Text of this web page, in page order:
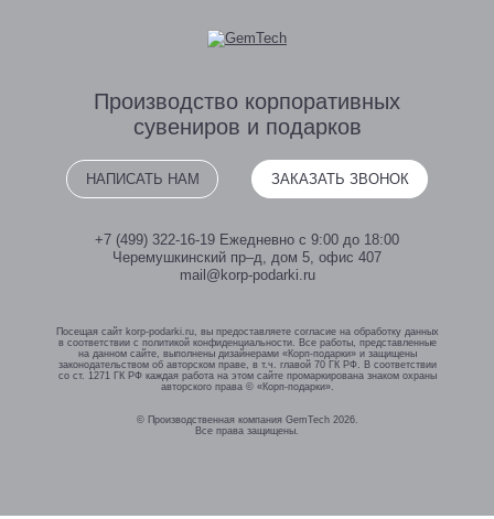
Производство корпоративных
сувениров и подарков
НАПИСАТЬ НАМ ЗАКАЗАТЬ ЗВОНОК
+7 (499) 322-16-19 Ежедневно с 9:00 до 18:00
Черемушкинский пр–д, дом 5, офис 407
mail@korp-podarki.ru
Посещая сайт korp-podarki.ru, вы предоставляете согласие на обработку данных
в соответствии с политикой конфиденциальности. Все работы, представленные
на данном сайте, выполнены дизайнерами «Корп-подарки» и защищены
законодательством об авторском праве, в т.ч. главой 70 ГК РФ. В соответствии
со ст. 1271 ГК РФ каждая работа на этом сайте промаркирована знаком охраны
авторского права © «Корп-подарки».
© Производственная компания GemTech 2026.
Все права защищены.